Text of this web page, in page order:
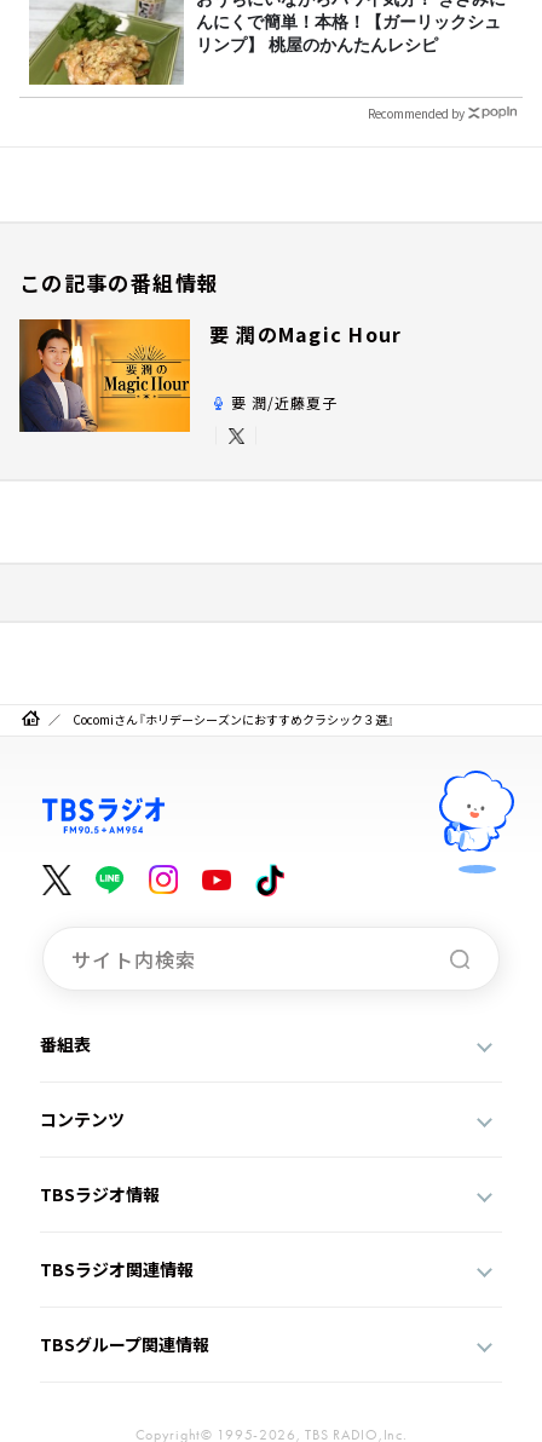
んにくで簡単！本格！【ガーリックシュ
リンプ】 桃屋のかんたんレシピ
Recommended by
この記事の番組情報
要 潤のMagic Hour
要 潤/近藤夏子
Cocomiさん『ホリデーシーズンにおすすめクラシック３選』
番組表
コンテンツ
TBSラジオ情報
TBSラジオ関連情報
TBSグループ関連情報
Copyright© 1995-2026, TBS RADIO,Inc.